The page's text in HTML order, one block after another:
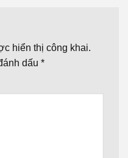
hiển thị công khai.
dấu *